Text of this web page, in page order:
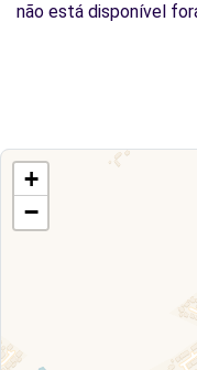
não está disponível
+
−